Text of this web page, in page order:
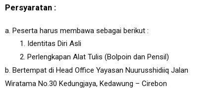
Persyaratan :
a. Peserta harus membawa sebagai berikut :
Identitas Diri Asli
Perlengkapan Alat Tulis (Bolpoin dan Pensil)
b. Bertempat di Head Office Yayasan Nuurusshidiiq Jalan
Wiratama No.30 Kedungjaya, Kedawung – Cirebon